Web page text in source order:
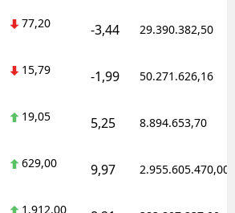
77,20 -3,44 29.390.382,50
15,79 -1,99 50.271.626,16
19,05 5,25 8.894.653,70
629,00 9,97 2.955.605.470,00
1.912,00